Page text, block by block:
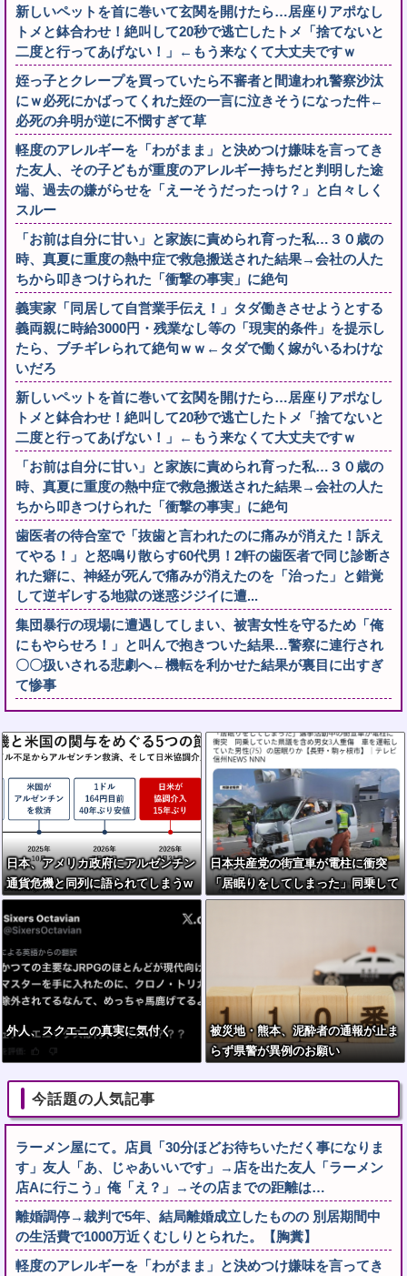
新しいペットを首に巻いて玄関を開けたら…居座りアポなし
トメと鉢合わせ！絶叫して20秒で逃亡したトメ「捨てないと
二度と行ってあげない！」←もう来なくて大丈夫ですｗ
姪っ子とクレープを買っていたら不審者と間違われ警察沙汰
にｗ必死にかばってくれた姪の一言に泣きそうになった件←
必死の弁明が逆に不憫すぎて草
軽度のアレルギーを「わがまま」と決めつけ嫌味を言ってき
た友人、その子どもが重度のアレルギー持ちだと判明した途
端、過去の嫌がらせを「えーそうだったっけ？」と白々しく
スルー
「お前は自分に甘い」と家族に責められ育った私…３０歳の
時、真夏に重度の熱中症で救急搬送された結果→会社の人た
ちから叩きつけられた「衝撃の事実」に絶句
義実家「同居して自営業手伝え！」タダ働きさせようとする
義両親に時給3000円・残業なし等の「現実的条件」を提示し
たら、ブチギレられて絶句ｗｗ←タダで働く嫁がいるわけな
いだろ
新しいペットを首に巻いて玄関を開けたら…居座りアポなし
トメと鉢合わせ！絶叫して20秒で逃亡したトメ「捨てないと
二度と行ってあげない！」←もう来なくて大丈夫ですｗ
「お前は自分に甘い」と家族に責められ育った私…３０歳の
時、真夏に重度の熱中症で救急搬送された結果→会社の人た
ちから叩きつけられた「衝撃の事実」に絶句
歯医者の待合室で「抜歯と言われたのに痛みが消えた！訴え
てやる！」と怒鳴り散らす60代男！2軒の歯医者で同じ診断さ
れた癖に、神経が死んで痛みが消えたのを「治った」と錯覚
して逆ギレする地獄の迷惑ジジイに遭...
集団暴行の現場に遭遇してしまい、被害女性を守るため「俺
にもやらせろ！」と叫んで抱きついた結果…警察に連行され
〇〇扱いされる悲劇へ←機転を利かせた結果が裏目に出すぎ
て惨事
日本、アメリカ政府にアルゼンチン
通貨危機と同列に語られてしまうw
wwwwwもうすでに158円に戻る
日本共産党の街宣車が電柱に衝突
「居眠りをしてしまった」同乗して
いた県議を含め男女3人重傷
外人、スクエニの真実に気付く
被災地・熊本、泥酔者の通報が止ま
らず県警が異例のお願い
今話題の人気記事
ラーメン屋にて。店員「30分ほどお待ちいただく事になりま
す」友人「あ、じゃあいいです」→店を出た友人「ラーメン
店Aに行こう」俺「え？」→その店までの距離は…
離婚調停→裁判で5年、結局離婚成立したものの 別居期間中
の生活費で1000万近くむしりとられた。【胸糞】
軽度のアレルギーを「わがまま」と決めつけ嫌味を言ってき